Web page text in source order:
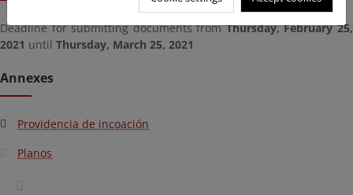
Deadline for submitting documents fromThursday, February 25,
2021 until Thursday, March 25, 2021
Annexes
Providencia de incoación
Planos